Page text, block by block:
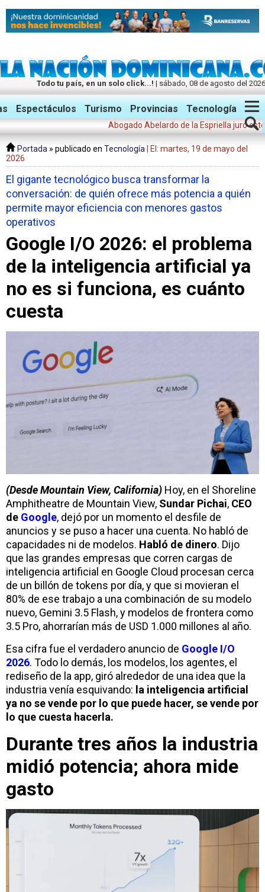
Todo tu país, en un solo click...! | sábado, 08 de agosto del 2026
Twitter Facebook Instagram
Espectáculos Turismo Provincias Tecnología
Abogado Abelardo de la Espriella juró este
Portada » publicado en Tecnología
| El: martes, 19 de mayo del
2026
El gigante tecnológico busca transformar la
conversación: de quién ofrece más potencia a quién
permite mayor eficiencia con menores gastos
operativos
Google I/O 2026: el problema
de la inteligencia artificial ya
no es si funciona, es cuánto
cuesta
(Desde Mountain View, California) Hoy, en el Shoreline
Amphitheatre de Mountain View, Sundar Pichai, CEO
de Google, dejó por un momento el desfile de
anuncios y se puso a hacer una cuenta. No habló de
capacidades ni de modelos. Habló de dinero. Dijo
que las grandes empresas que corren cargas de
inteligencia artificial en Google Cloud procesan cerca
de un billón de tokens por día, y que si movieran el
80% de ese trabajo a una combinación de su modelo
nuevo, Gemini 3.5 Flash, y modelos de frontera como
3.5 Pro, ahorrarían más de USD 1.000 millones al año.
Esa cifra fue el verdadero anuncio de Google I/O
2026. Todo lo demás, los modelos, los agentes, el
rediseño de la app, giró alrededor de una idea que la
industria venía esquivando: la inteligencia artificial
ya no se vende por lo que puede hacer, se vende por
lo que cuesta hacerla.
Durante tres años la industria
midió potencia; ahora mide
gasto